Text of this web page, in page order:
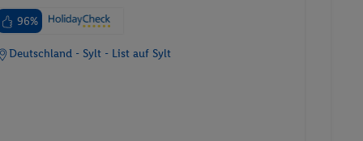
96%
Deutschland - Sylt - List auf Sylt